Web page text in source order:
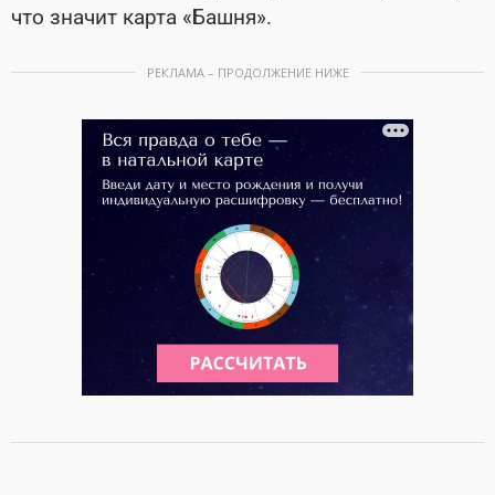
что значит карта «Башня».
РЕКЛАМА – ПРОДОЛЖЕНИЕ НИЖЕ